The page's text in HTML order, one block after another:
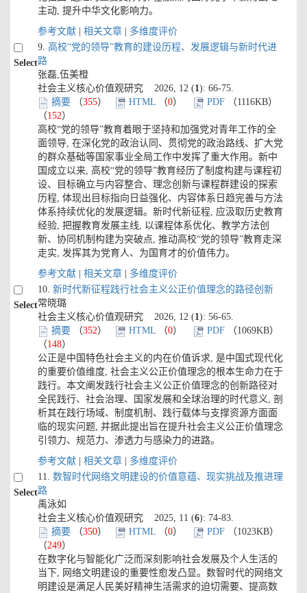
主动, 提升中华文化影响力。
参考文献| 相关文章| 多维度评价
Select
9. 高校“党的领导”教育的建设历程、发展逻辑与新时代进
路
张磊,伍美橙
社会主义核心价值观研究 2026, 12 (1): 66-75.
摘要（355） HTML（0） PDF（1116KB）
（152）
高校“党的领导”教育着眼于坚持和加强党对青年工作的全
面领导, 在深化党的政治认同、贯彻党的政治路线、扩大党
的群众基础等国家事业全局工作中发挥了重大作用。新中
国成立以来, 高校“党的领导”教育经历了制度构建与课程初
设、目标确立与内容整合、理念创新与课程群建设的探索
历程, 体现出目标指向日益强化、内容体系日趋完善与方法
体系持续优化的发展逻辑。新时代新征程, 应汲取历史教育
经验, 把握教育发展主线, 以课程体系优化、教学方法创
新、协同机制构建为突破点, 推动高校“党的领导”教育走深
走实, 发挥其为党育人、为国育才的价值伟力。
参考文献| 相关文章| 多维度评价
Select
10. 新时代新征程践行社会主义公正价值理念的路径创新
常晓璐
社会主义核心价值观研究 2026, 12 (1): 56-65.
摘要（352） HTML（0） PDF（1069KB）
（148）
公正是中国特色社会主义的内在价值诉求, 是中国式现代化
的重要价值维度, 社会主义公正价值理念的根本生命力在于
践行。本文阐发践行社会主义公正价值理念的创新路径对
全民践行、社会治理、国家发展和全球治理的时代意义, 剖
析其在践行场域、制度机制、践行载体与支撑资源方面面
临的现实问题, 并据此提出旨在提升社会主义公正价值理念
引领力、规范力、渗透力与感染力的进路。
参考文献| 相关文章| 多维度评价
Select
11. 数智时代网络文明建设的价值意蕴、现实挑战及推进理
路
禹泳如
社会主义核心价值观研究 2025, 11 (6): 74-83.
摘要（350） HTML（0） PDF（1023KB）
（249）
在数字化与智能化广泛而深刻影响社会发展及个人生活的
当下, 网络文明建设的重要性愈发凸显。数智时代的网络文
明建设是满足人民美好精神生活需求的迫切需要、提高数